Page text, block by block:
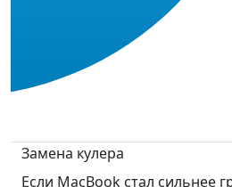
Замена кулера
Если MacBook стал сильнее